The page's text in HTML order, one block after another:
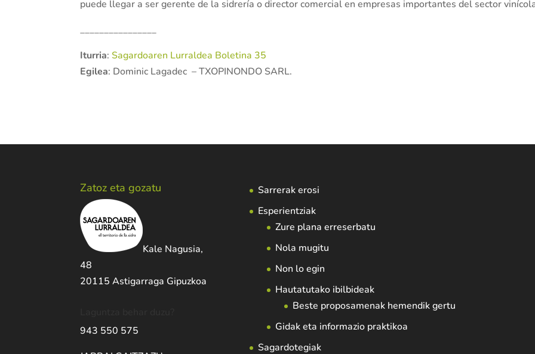
puede llegar a ser gerente de la sidrería o director comercial en empresas importantes del sector
________________
Iturria:Sagardoaren Lurraldea Boletina 35
Egilea: Dominic Lagadec – TXOPINONDO SARL.
Zatoz eta gozatu
Kale Nagusia,
48
20115 Astigarraga Gipuzkoa
943 550 575
Sarrerak erosi
Esperientziak
Zure plana erreserbatu
Nola mugitu
Non lo egin
Hautatutako ibilbideak
Beste proposamenak hemendik gertu
Gidak eta informazio praktikoa
Sagardotegiak